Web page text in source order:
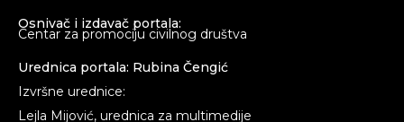
Osnivač i izdavač portala:
Centar za promociju civilnog društva
Urednica portala: Rubina Čengić
Izvršne urednice:
Lejla Mijović, urednica za multimedije